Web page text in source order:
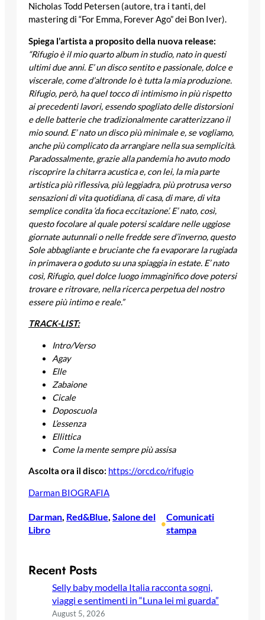
Nicholas Todd Petersen (autore, tra i tanti, del
mastering di “For Emma, Forever Ago” dei Bon Iver).
Spiega l’artista a proposito della nuova release:
“Rifugio è il mio quarto album in studio, nato in questi
ultimi due anni. E’ un disco sentito e passionale, dolce e
viscerale, come d’altronde lo è tutta la mia produzione.
Rifugio, però, ha quel tocco di intimismo in più rispetto
ai precedenti lavori, essendo spogliato delle distorsioni
e delle batterie che tradizionalmente caratterizzano il
mio sound. E’ nato un disco più minimale e, se vogliamo,
anche più complicato da arrangiare nella sua semplicità.
Paradossalmente, grazie alla pandemia ho avuto modo
riscoprire la chitarra acustica e, con lei, la mia parte
artistica più riflessiva, più leggiadra, più protrusa verso
sensazioni di vita quotidiana, di casa, di mare, di vita
semplice condita ‘da fioca eccitazione’. E’ nato, così,
questo focolare al quale potersi scaldare nelle uggiose
giornate autunnali o nelle fredde sere d’inverno, questo
Sole abbagliante e bruciante che fa evaporare la rugiada
in primavera o goduto su una spiaggia in estate. E’ nato
così, Rifugio, quel dolce luogo immaginifico dove potersi
trovare e ritrovare, nella ricerca perpetua del nostro
essere più intimo e reale.”
TRACK-LIST:
Intro/Verso
Agay
Elle
Zabaione
Cicale
Doposcuola
L’essenza
Ellittica
Come la mente sempre più assisa
Ascolta ora il disco: https://orcd.co/rifugio
Darman BIOGRAFIA
Darman, Red&Blue, Salone del
Libro
•
Comunicati
stampa
Recent Posts
Selly baby modella Italia racconta sogni,
viaggi e sentimenti in “Luna lei mi guarda”
August 5, 2026